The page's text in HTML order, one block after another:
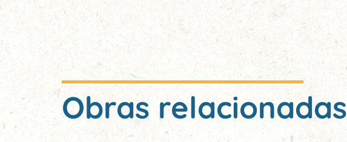
Obras relacionadas